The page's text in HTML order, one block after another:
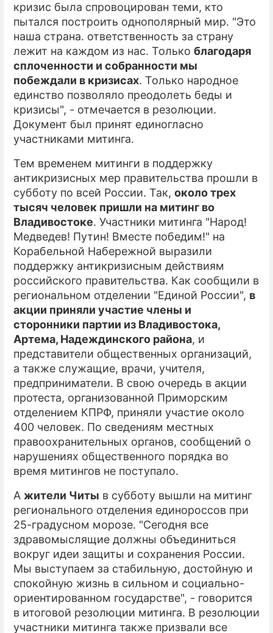
кризис была спровоцирован теми, кто
пытался построить однополярный мир. "Это
наша страна. ответственность за страну
лежит на каждом из нас. Только благодаря
сплоченности и собранности мы
побеждали в кризисах. Только народное
единство позволяло преодолеть беды и
кризисы", - отмечается в резолюции.
Документ был принят единогласно
участниками митинга.
Тем временем митинги в поддержку
антикризисных мер правительства прошли в
субботу по всей России. Так, около трех
тысяч человек пришли на митинг во
Владивостоке. Участники митинга "Народ!
Медведев! Путин! Вместе победим!" на
Корабельной Набережной выразили
поддержку антикризисным действиям
российского правительства. Как сообщили в
региональном отделении "Единой России", в
акции приняли участие члены и
сторонники партии из Владивостока,
Артема, Надеждинского района, и
представители общественных организаций,
а также служащие, врачи, учителя,
предприниматели. В свою очередь в акции
протеста, организованной Приморским
отделением КПРФ, приняли участие около
400 человек. По сведениям местных
правоохранительных органов, сообщений о
нарушениях общественного порядка во
время митингов не поступало.
А жители Читы в субботу вышли на митинг
регионального отделения единороссов при
25-градусном морозе. "Сегодня все
здравомыслящие должны объединиться
вокруг идеи защиты и сохранения России.
Мы выступаем за стабильную, достойную и
спокойную жизнь в сильном и социально-
ориентированном государстве", - говорится
в итоговой резолюции митинга. В резолюции
участники митинга также призвали все